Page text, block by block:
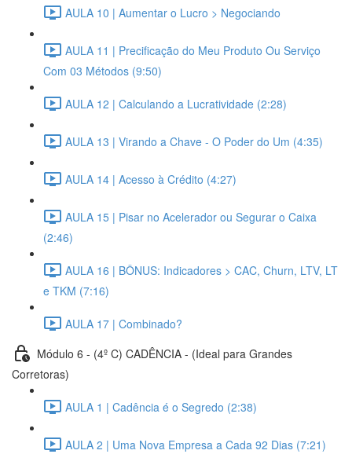
AULA 10 | Aumentar o Lucro > Negociando
AULA 11 | Precificação do Meu Produto Ou Serviço
Com 03 Métodos (9:50)
AULA 12 | Calculando a Lucratividade (2:28)
AULA 13 | Virando a Chave - O Poder do Um (4:35)
AULA 14 | Acesso à Crédito (4:27)
AULA 15 | Pisar no Acelerador ou Segurar o Caixa
(2:46)
AULA 16 | BÔNUS: Indicadores > CAC, Churn, LTV, LT
e TKM (7:16)
AULA 17 | Combinado?
Módulo 6 - (4º C) CADÊNCIA - (Ideal para Grandes
Corretoras)
AULA 1 | Cadência é o Segredo (2:38)
AULA 2 | Uma Nova Empresa a Cada 92 Dias (7:21)